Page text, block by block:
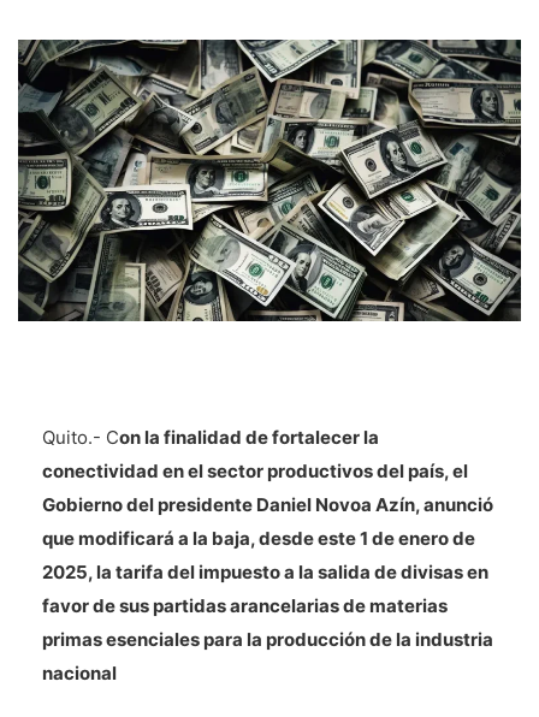
Quito.- Con la finalidad de fortalecer la
conectividad en el sector productivos del país, el
Gobierno del presidente Daniel Novoa Azín, anunció
que modificará a la baja, desde este 1 de enero de
2025, la tarifa del impuesto a la salida de divisas en
favor de sus partidas arancelarias de materias
primas esenciales para la producción de la industria
nacional